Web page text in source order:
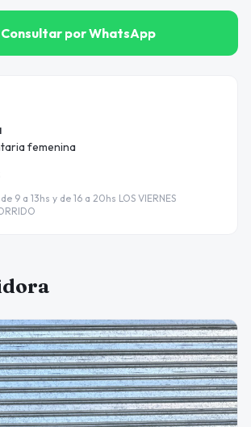
Consultar por WhatsApp
femenina
9 a 13hs y de 16 a 20hs LOS VIERNES